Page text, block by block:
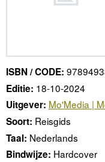
ISBN / CODE:
Editie: 18-10-2024
Uitgever: Mo'Media |
Soort: Reisgids
Taal: Nederlands
Bindwijze: Hardcover